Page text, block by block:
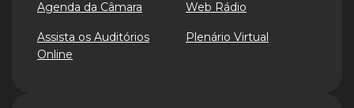
Agenda da Câmara
Assista os Auditórios
Online
Web Rádio
Plenário Virtual